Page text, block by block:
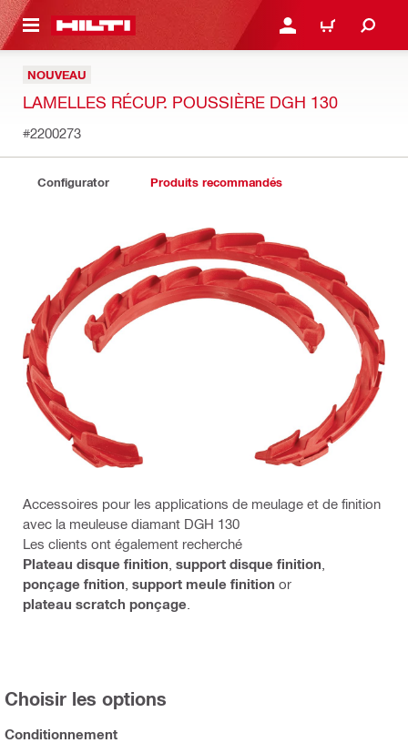
SE CONNECTER OU
PANIER
NOUVEAU
LAMELLES RÉCUP. POUSSIÈRE DGH 130
#2200273
Configurator Produits recommandés
Accessoires pour les applications de meulage et de finition
avec la meuleuse diamant DGH 130
Les clients ont également recherché
Plateau disque finition support disque finition
ponçage fnition support meule finition or
plateau scratch ponçage
Choisir les options
Conditionnement